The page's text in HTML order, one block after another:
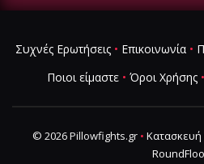
Συχνές Ερωτήσεις• Επικοινωνία•
Ποιοι είμαστε • Όροι Χρήσης •
© 2026 Pillowfights.gr • Κατασκευή